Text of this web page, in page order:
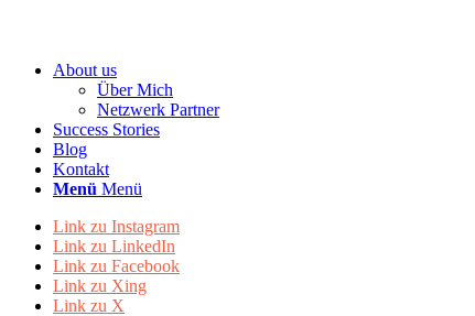
About us
Über Mich
Netzwerk Partner
Success Stories
Blog
Kontakt
Menü Menü
Link zu Instagram
Link zu LinkedIn
Link zu Facebook
Link zu Xing
Link zu X